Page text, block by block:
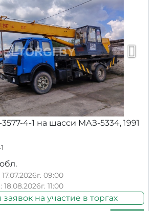
4-1 на шасси МАЗ-5334, 1991
09:00
11:00
на участие в торгах